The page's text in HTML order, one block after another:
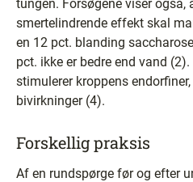
tungen. Forsøgene viser også,
smertelindrende effekt skal
en 12 pct. blanding
pct. ikke er bedre end vand
stimulerer kroppens
bivirkninger (4).
Forskellig praksis
Af en rundspørge før og efter